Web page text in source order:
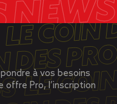
à vos besoins
Pro, l’inscription